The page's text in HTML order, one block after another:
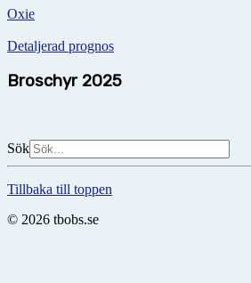
Oxie
Detaljerad prognos
Broschyr 2025
Sök
Tillbaka till toppen
© 2026 tbobs.se